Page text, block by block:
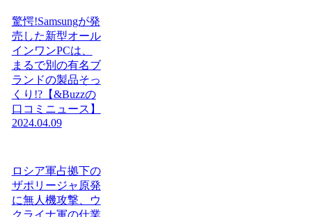
驚愕!Samsungが発
売した新型オール
インワンPCは、
まるで別の有名ブ
ランドの製品そっ
くり!?【&Buzzの
口コミニュース】
2024.04.09
ロシア軍占拠下の
ザポリージャ原発
に無人機攻撃、ウ
クライナ軍の仕業